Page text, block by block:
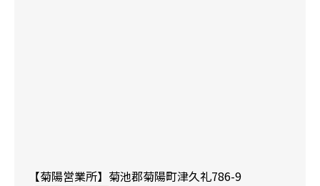
【菊陽営業所】 菊池郡菊陽町津久礼786-9